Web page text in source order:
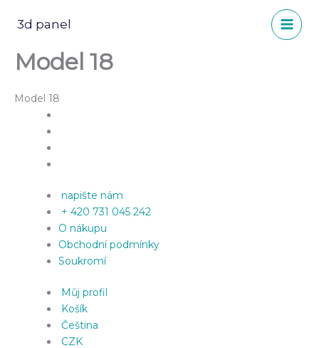
3d panel
Model 18
Model 18
napište nám
+ 420 731 045 242
O nákupu
Obchodní podmínky
Soukromí
Můj profil
Košík
Čeština
CZK